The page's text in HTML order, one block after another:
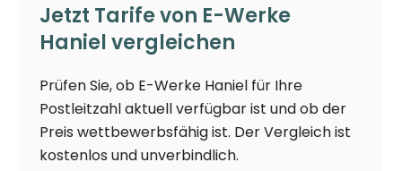
Jetzt Tarife von E-Werke
Haniel vergleichen
Prüfen Sie, ob E-Werke Haniel für Ihre
Postleitzahl aktuell verfügbar ist und ob der
Preis wettbewerbsfähig ist. Der Vergleich ist
kostenlos und unverbindlich.